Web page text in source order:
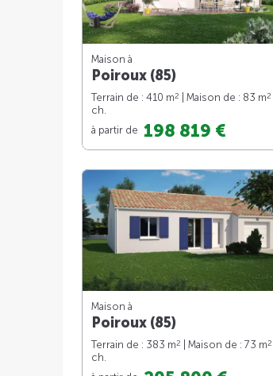
Maison à
Poiroux (85)
Terrain de : 410 m2 | Maison de : 83 m2
ch.
à partir de 198 819 €
Maison à
Poiroux (85)
Terrain de : 383 m2 | Maison de : 73 m2
ch.